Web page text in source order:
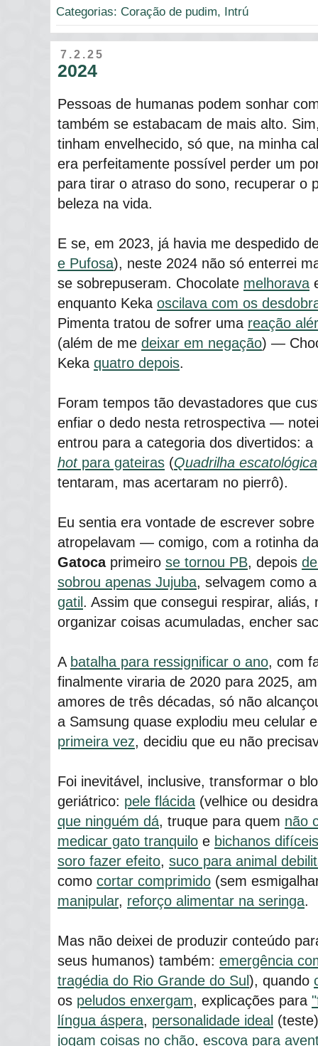
Categorias: Coração de pudim, Intrú
7.2.25
2024
Pessoas de humanas podem sonhar
também se estabacam de mais alto.
tinham envelhecido, só que, na minha
era perfeitamente possível perder um
para tirar o atraso do sono, recuperar o
beleza na vida.
E se, em 2023, já havia me despedido
e Pufosa), neste 2024 não só enterrei
se sobrepuseram. Chocolate melhorava
enquanto Keka oscilava com os
Pimenta tratou de sofrer uma reação
(além de me deixar em negação) ―
Keka quatro depois.
Foram tempos tão devastadores que
enfiar o dedo nesta retrospectiva ―
entrou para a categoria dos divertidos:
hotpara gateiras (Quadrilha escatológica
tentaram, mas acertaram no pierrô).
Eu sentia era vontade de escrever
atropelavam ― comigo, com a rotinha
Gatocaprimeiro se tornou PB, depois
sobrou apenas Jujuba, selvagem como
gatil. Assim que consegui respirar,
organizar coisas acumuladas, encher
A batalha para ressignificar o ano, com
finalmente viraria de 2020 para 2025,
amores de três décadas, só não
a Samsung quase explodiu meu celular
primeira vez, decidiu que eu não
Foi inevitável, inclusive, transformar o
geriátrico: pele flácida (velhice ou
que ninguém dá, truque para quem não
medicar gato tranquilo e bichanos difíceis
soro fazer efeito, suco para animal
como cortar comprimido (sem
manipular, reforço alimentar na seringa.
Mas não deixei de produzir conteúdo
seus humanos) também: emergência
tragédia do Rio Grande do Sul), quando
os peludos enxergam, explicações para
língua áspera, personalidade ideal
jogam coisas no chão, escova para